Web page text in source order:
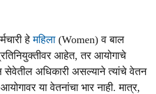
हेमहिला(Women) व बाल
आहेत, तर आयोगाचे
सेवेतील अधिकारी असल्याने त्यांचे वेतन
या वेतनांचा भार नाही. मात्र,